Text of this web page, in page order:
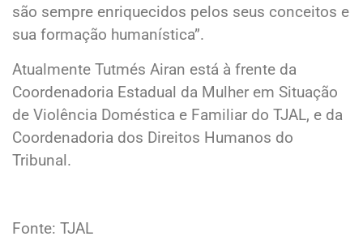
são sempre enriquecidos pelos seus conceitos e
sua formação humanística”.
Atualmente Tutmés Airan está à frente da
Coordenadoria Estadual da Mulher em Situação
de Violência Doméstica e Familiar do TJAL, e da
Coordenadoria dos Direitos Humanos do
Tribunal.
Fonte: TJAL